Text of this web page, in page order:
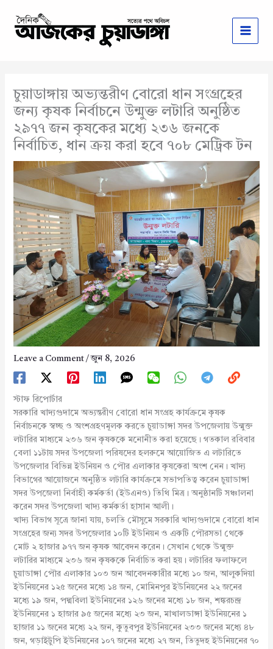
content
চুয়াডাঙ্গায় অভ্যন্তরীণ বোরো ধান সংগ্রহের
জন্য কৃষক নির্বাচনে উন্মুক্ত লটারি অনুষ্ঠিত
২৯৭৭ জন কৃষকের মধ্যে ২৩৬ জনকে
নির্বাচিত, ধান ক্রয় করা হবে ৭০৮ মেট্রিক টন
Leave a Comment /জুন 8, 2026
স্টাফ রিপোর্টার
সরকারি খাদ্যগুদামে অভ্যন্তরীণ বোরো ধান সংগ্রহ কার্যক্রমে কৃষক
নির্বাচনকে স্বচ্ছ ও অংশগ্রহণমূলক করতে চুয়াডাঙ্গা সদর উপজেলায় উন্মুক্ত
লটারির মাধ্যমে ২৩৬ জন কৃষককে মনোনীত করা হয়েছে। গতকাল রবিবার
বেলা ১১টায় সদর উপজেলা পরিষদের হলরুমে আয়োজিত এ লটারিতে
উপজেলার বিভিন্ন ইউনিয়ন ও পৌর এলাকার কৃষকেরা অংশ নেন। খাদ্য
বিভাগের আয়োজনে অনুষ্ঠিত লটারি কার্যক্রমে সভাপতিত্ব করেন চুয়াডাঙ্গা
সদর উপজেলা নির্বাহী কর্মকর্তা (ইউএনও) তিথি মিত্র। অনুষ্ঠানটি সঞ্চালনা
করেন সদর উপজেলা খাদ্য কর্মকর্তা হাসান আলী।
খাদ্য বিভাগ সূত্রে জানা যায়, চলতি মৌসুমে সরকারি খাদ্যগুদামে বোরো ধান
সংগ্রহের জন্য সদর উপজেলার ১০টি ইউনিয়ন ও একটি পৌরসভা থেকে
মোট ২ হাজার ৯৭৭ জন কৃষক আবেদন করেন। সেখান থেকে উন্মুক্ত
লটারির মাধ্যমে ২৩৬ জন কৃষককে নির্বাচিত করা হয়। লটারির ফলাফলে
চুয়াডাঙ্গা পৌর এলাকার ১০৩ জন আবেদনকারীর মধ্যে ১০ জন, আলুকদিয়া
ইউনিয়নের ১২৫ জনের মধ্যে ১৪ জন, মোমিনপুর ইউনিয়নের ২২ জনের
মধ্যে ১৯ জন, পদ্মবিলা ইউনিয়নের ১২৬ জনের মধ্যে ১৮ জন, শঙ্করচন্দ্র
ইউনিয়নের ১ হাজার ৯৫ জনের মধ্যে ২৩ জন, মাখালডাঙ্গা ইউনিয়নের ১
হাজার ১১ জনের মধ্যে ২২ জন, কুতুবপুর ইউনিয়নের ২৩৩ জনের মধ্যে ৪৮
জন, গড়াইটুপি ইউনিয়নের ১০৭ জনের মধ্যে ২৭ জন, তিতুদহ ইউনিয়নের ৭০